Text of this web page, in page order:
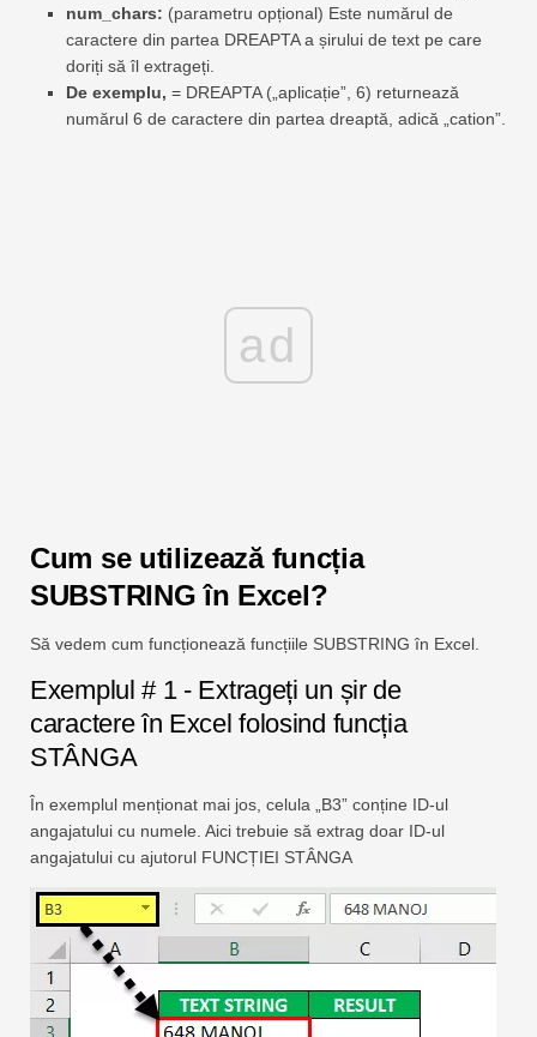
num_chars: (parametru opțional) Este numărul de
caractere din partea DREAPTA a șirului de text pe care
doriți să îl extrageți.
De exemplu, = DREAPTA („aplicație”, 6) returnează
numărul 6 de caractere din partea dreaptă, adică „cation”.
ad
Cum se utilizează funcția
SUBSTRING în Excel?
Să vedem cum funcționează funcțiile SUBSTRING în Excel.
Exemplul # 1 - Extrageți un șir de
caractere în Excel folosind funcția
STÂNGA
În exemplul menționat mai jos, celula „B3” conține ID-ul
angajatului cu numele. Aici trebuie să extrag doar ID-ul
angajatului cu ajutorul FUNCȚIEI STÂNGA